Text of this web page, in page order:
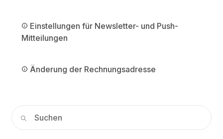
Einstellungen für Newsletter- und Push-
Mitteilungen
Änderung der Rechnungsadresse